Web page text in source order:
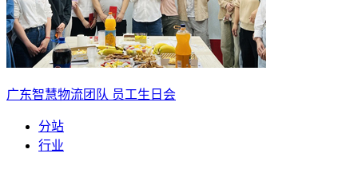
广东智慧物流团队 员工生日会
分站
行业